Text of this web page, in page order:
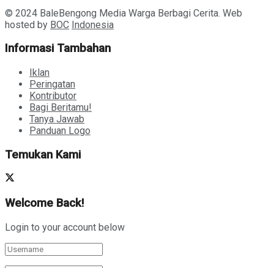
© 2024 BaleBengong Media Warga Berbagi Cerita. Web
hosted by BOC Indonesia
Informasi Tambahan
Iklan
Peringatan
Kontributor
Bagi Beritamu!
Tanya Jawab
Panduan Logo
Temukan Kami
Welcome Back!
Login to your account below